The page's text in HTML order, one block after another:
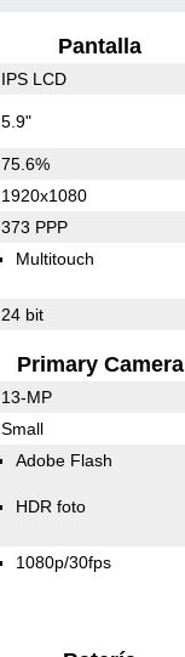
Pantalla
IPS LCD
5.9"
75.6%
1920x1080
373 PPP
Multitouch
24 bit
Primary Camera
13-MP
Small
Adobe Flash
HDR foto
1080p/30fps